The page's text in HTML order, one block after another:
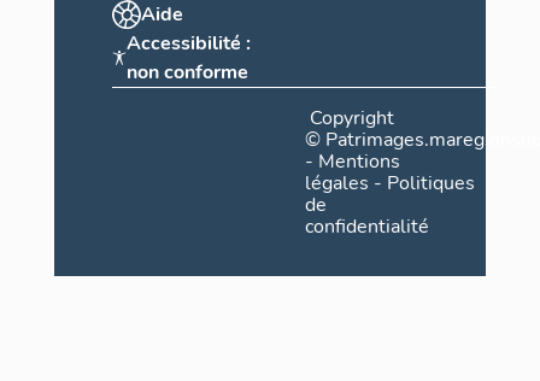
Aide
Accessibilité :
non conforme
Copyright
©
- Mentions
légales - Politiques
de
confidentialité